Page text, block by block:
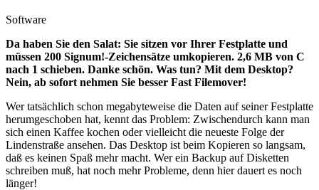
Software
Da haben Sie den Salat: Sie sitzen vor Ihrer Festplatte und
müssen 200 Signum!-Zeichensätze umkopieren. 2,6 MB von C
nach 1 schieben. Danke schön. Was tun? Mit dem Desktop?
Nein, ab sofort nehmen Sie besser Fast Filemover!
Wer tatsächlich schon megabyteweise die Daten auf seiner Festplatte
herumgeschoben hat, kennt das Problem: Zwischendurch kann man
sich einen Kaffee kochen oder vielleicht die neueste Folge der
Lindenstraße ansehen. Das Desktop ist beim Kopieren so langsam,
daß es keinen Spaß mehr macht. Wer ein Backup auf Disketten
schreiben muß, hat noch mehr Probleme, denn hier dauert es noch
länger!